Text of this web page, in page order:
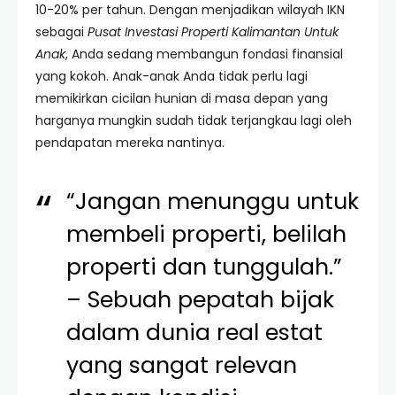
10-20% per tahun. Dengan menjadikan wilayah IKN
sebagai Pusat Investasi Properti Kalimantan Untuk
Anak, Anda sedang membangun fondasi finansial
yang kokoh. Anak-anak Anda tidak perlu lagi
memikirkan cicilan hunian di masa depan yang
harganya mungkin sudah tidak terjangkau lagi oleh
pendapatan mereka nantinya.
“Jangan menunggu untuk
membeli properti, belilah
properti dan tunggulah.”
– Sebuah pepatah bijak
dalam dunia real estat
yang sangat relevan